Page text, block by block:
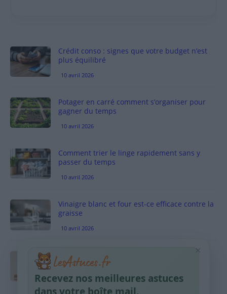
Crédit conso : signes que votre budget n’est
plus équilibré
10 avril 2026
Potager en carré comment s’organiser pour
gagner du temps
10 avril 2026
Comment trier le linge rapidement sans y
passer du temps
10 avril 2026
Vinaigre blanc et four est-ce efficace contre la
graisse
10 avril 2026
Taches pigmentaires : routine simple +
habitudes qui aident
9 avril 2026
×
Recevez nos meilleures astuces